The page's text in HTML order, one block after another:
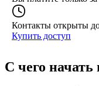
Контакты открыты
Купить доступ
С чего начать